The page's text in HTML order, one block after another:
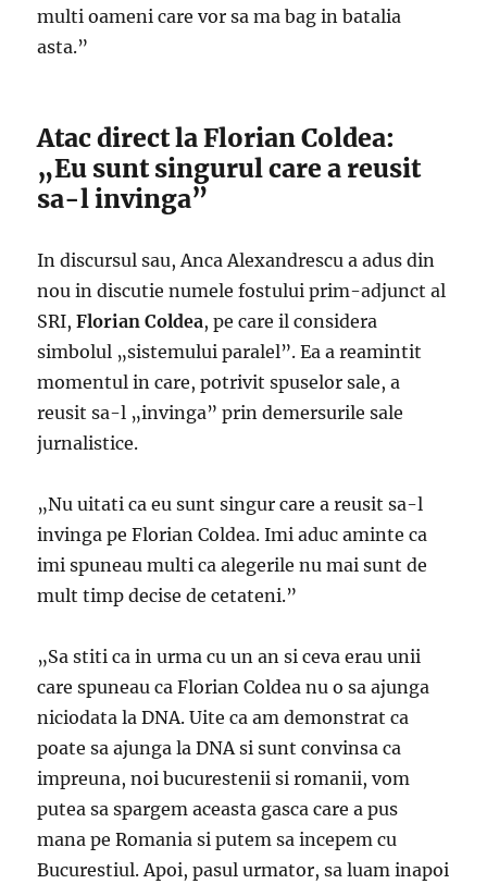
multi oameni care vor sa ma bag in batalia
asta.”
Atac direct la Florian Coldea:
„Eu sunt singurul care a reusit
sa-l invinga”
In discursul sau, Anca Alexandrescu a adus din
nou in discutie numele fostului prim-adjunct al
SRI,Florian Coldea, pe care il considera
simbolul „sistemului paralel”. Ea a reamintit
momentul in care, potrivit spuselor sale, a
reusit sa-l „invinga” prin demersurile sale
jurnalistice.
„Nu uitati ca eu sunt singur care a reusit sa-l
invinga pe Florian Coldea. Imi aduc aminte ca
imi spuneau multi ca alegerile nu mai sunt de
mult timp decise de cetateni.”
„Sa stiti ca in urma cu un an si ceva erau unii
care spuneau ca Florian Coldea nu o sa ajunga
niciodata la DNA. Uite ca am demonstrat ca
poate sa ajunga la DNA si sunt convinsa ca
impreuna, noi bucurestenii si romanii, vom
putea sa spargem aceasta gasca care a pus
mana pe Romania si putem sa incepem cu
Bucurestiul. Apoi, pasul urmator, sa luam inapoi